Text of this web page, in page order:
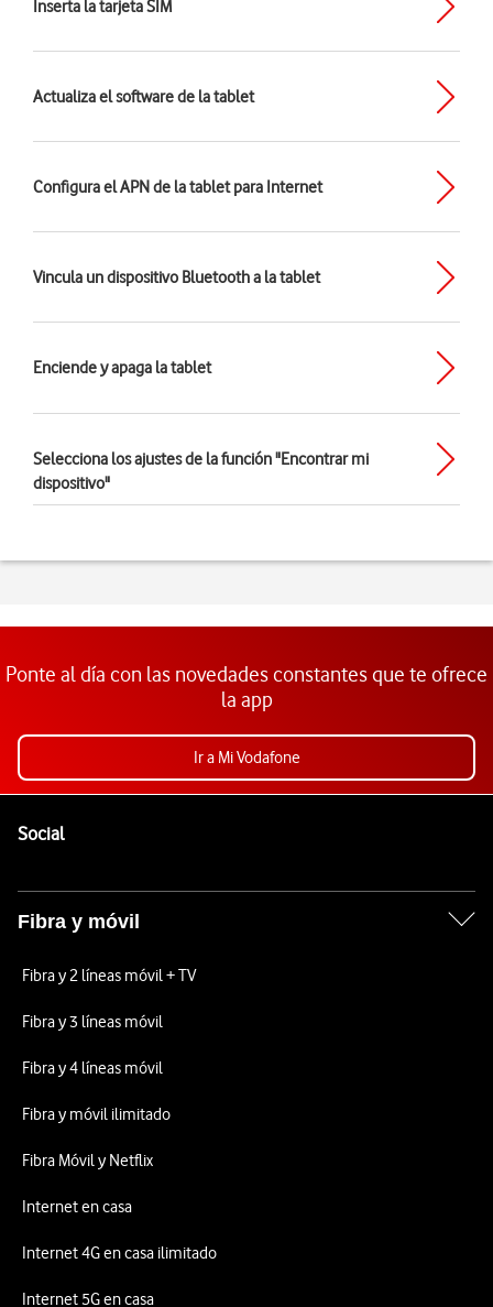
Inserta la tarjeta SIM
Actualiza el software de la tablet
Configura el APN de la tablet para Internet
Vincula un dispositivo Bluetooth a la tablet
Enciende y apaga la tablet
Selecciona los ajustes de la función "Encontrar mi
dispositivo"
Ponte al día con las novedades constantes que te ofrece
la app
Ir a Mi Vodafone
SocialEnlaces a las redes sociales de Vodafone
Fibra y móvil
Fibra y 2 líneas móvil + TV
Fibra y 3 líneas móvil
Fibra y 4 líneas móvil
Fibra y móvil ilimitado
Fibra Móvil y Netflix
Internet en casa
Internet 4G en casa ilimitado
Internet 5G en casa